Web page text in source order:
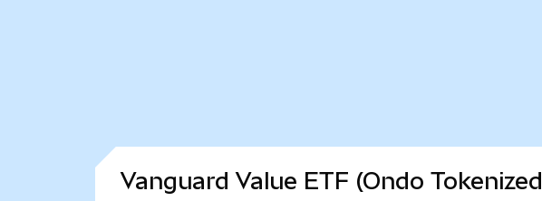
Vanguard Value ETF (Ondo Tokenized)